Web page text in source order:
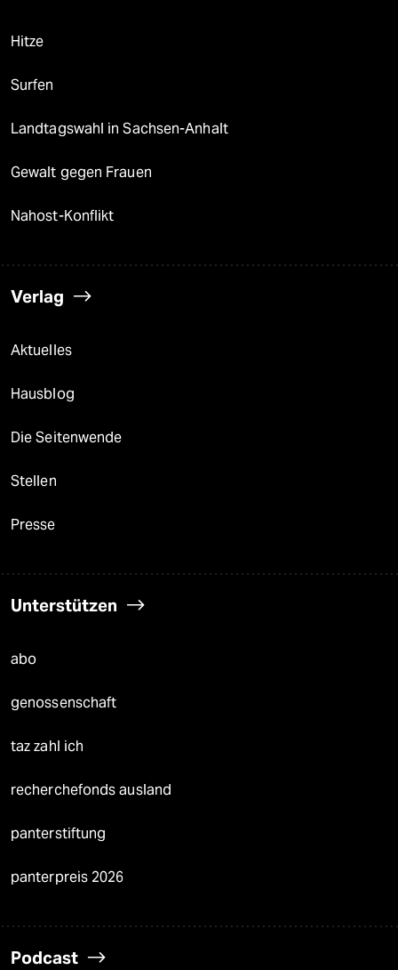
Hitze
Surfen
Landtagswahl in Sachsen-Anhalt
Gewalt gegen Frauen
Nahost-Konflikt
Verlag
Aktuelles
Hausblog
Die Seitenwende
Stellen
Presse
Unterstützen
abo
genossenschaft
taz zahl ich
recherchefonds ausland
panterstiftung
panterpreis 2026
Podcast